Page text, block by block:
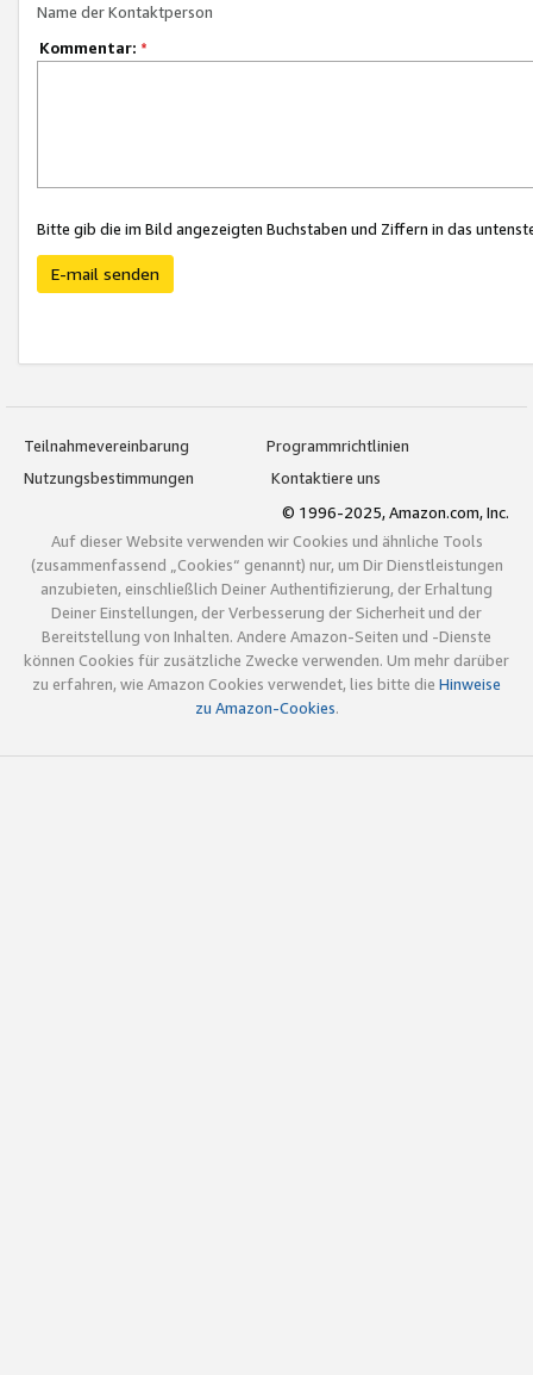
Name der Kontaktperson
Kommentar: *
Bitte gib die im Bild angezeigten Buchstaben und Ziffern in das
E-mail senden
Teilnahmevereinbarung
Programmrichtlinien
Nutzungsbestimmungen
Kontaktiere uns
© 1996-2025, Amazon.com, Inc.
Auf dieser Website verwenden wir Cookies und ähnliche Tools
(zusammenfassend „Cookies“ genannt) nur, um Dir Dienstleistungen
anzubieten, einschließlich Deiner Authentifizierung, der Erhaltung
Deiner Einstellungen, der Verbesserung der Sicherheit und der
Bereitstellung von Inhalten. Andere Amazon-Seiten und -Dienste
können Cookies für zusätzliche Zwecke verwenden. Um mehr darüber
zu erfahren, wie Amazon Cookies verwendet, lies bitte die Hinweise
zu Amazon-Cookies.